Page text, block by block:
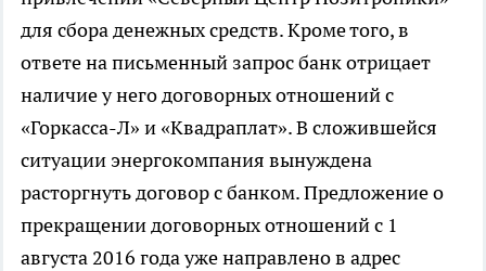
для сбора денежных средств. Кроме того, в
ответе на письменный запрос банк отрицает
наличие у него договорных отношений с
«Горкасса-Л» и «Квадраплат». В сложившейся
ситуации энергокомпания вынуждена
расторгнуть договор с банком. Предложение о
прекращении договорных отношений с 1
августа 2016 года уже направлено в адрес